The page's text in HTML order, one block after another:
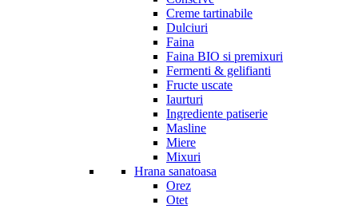
Creme tartinabile
Dulciuri
Faina
Faina BIO si premixuri
Fermenti & gelifianti
Fructe uscate
Iaurturi
Ingrediente patiserie
Masline
Miere
Mixuri
Hrana sanatoasa
Orez
Otet